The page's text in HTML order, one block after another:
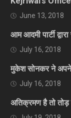
June 13, 2018
आम आदमी पार्टी
July 16, 2018
मुकेश सोनकर ने अपने
July 16, 2018
अतिक्रमण है तो तोड़